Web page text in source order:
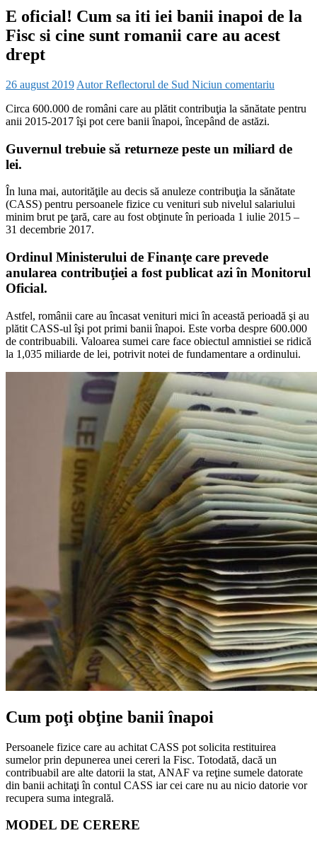
E oficial! Cum sa iti iei banii inapoi de la
Fisc si cine sunt romanii care au acest
drept
26 august 2019 Autor Reflectorul de Sud Niciun comentariu
Circa 600.000 de români care au plătit contribuţia la sănătate pentru
anii 2015-2017 îşi pot cere banii înapoi, începând de astăzi.
Guvernul trebuie să returneze peste un miliard de
lei.
În luna mai, autorităţile au decis să anuleze contribuţia la sănătate
(CASS) pentru persoanele fizice cu venituri sub nivelul salariului
minim brut pe ţară, care au fost obţinute în perioada 1 iulie 2015 –
31 decembrie 2017.
Ordinul Ministerului de Finanţe care prevede
anularea contribuţiei a fost publicat azi în Monitorul
Oficial.
Astfel, românii care au încasat venituri mici în această perioadă şi au
plătit CASS-ul îşi pot primi banii înapoi. Este vorba despre 600.000
de contribuabili. Valoarea sumei care face obiectul amnistiei se ridică
la 1,035 miliarde de lei, potrivit notei de fundamentare a ordinului.
Cum poţi obţine banii înapoi
Persoanele fizice care au achitat CASS pot solicita restituirea
sumelor prin depunerea unei cereri la Fisc. Totodată, dacă un
contribuabil are alte datorii la stat, ANAF va reţine sumele datorate
din banii achitaţi în contul CASS iar cei care nu au nicio datorie vor
recupera suma integrală.
MODEL DE CERERE